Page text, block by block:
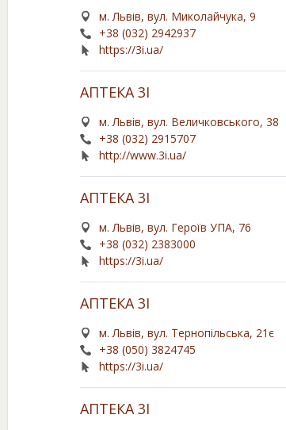
м. Львів, вул. Миколайчука, 9
+38 (032) 2942937
https://3i.ua/
АПТЕКА 3І
м. Львів, вул. Величковського, 38
+38 (032) 2915707
http://www.3i.ua/
АПТЕКА 3І
м. Львів, вул. Героїв УПА, 76
+38 (032) 2383000
https://3i.ua/
АПТЕКА 3І
м. Львів, вул. Тернопільська, 21є
+38 (050) 3824745
https://3i.ua/
АПТЕКА 3І